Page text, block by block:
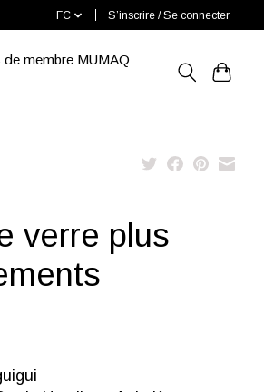
FC S’inscrire / Se connecter
de membre MUMAQ
verre plus